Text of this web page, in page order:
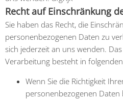
Recht auf Einschränkung
Sie haben das Recht, die
personenbezogenen Daten zu
sich jederzeit an uns wenden.
Verarbeitung besteht in
Wenn Sie die Richtigkeit
personenbezogenen